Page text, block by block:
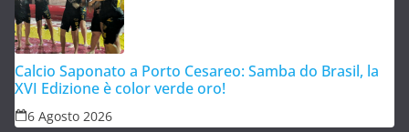
Calcio Saponato a Porto Cesareo: Samba do Brasil, la
XVI Edizione è color verde oro!
6 Agosto 2026